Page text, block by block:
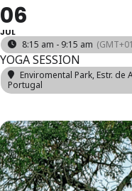
06
JUL
8:15 am - 9:15 am
YOGA SESSION
Enviromental Park, Estr. de
Portugal